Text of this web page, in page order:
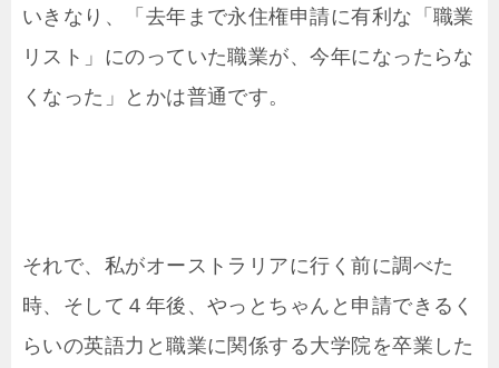
いきなり、「去年まで永住権申請に有利な「職業
リスト」にのっていた職業が、今年になったらな
くなった」とかは普通です。
それで、私がオーストラリアに行く前に調べた
時、そして４年後、やっとちゃんと申請できるく
らいの英語力と職業に関係する大学院を卒業した